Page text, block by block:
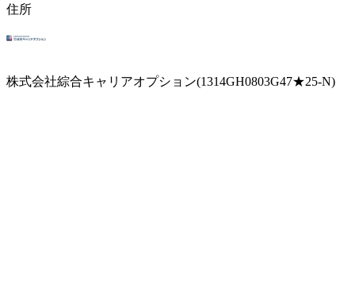
住所
株式会社綜合キャリアオプション(1314GH0803G47★25-N)